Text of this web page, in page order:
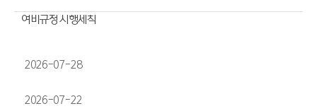
여비규정 시행세칙
2026-07-28
2026-07-22